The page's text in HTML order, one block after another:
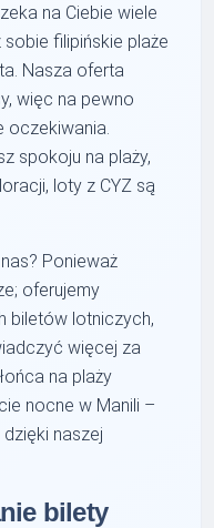
na Ciebie wiele
filipińskie plaże
Nasza oferta
więc na pewno
oczekiwania.
spokoju na plaży,
loty z CYZ są
Ponieważ
oferujemy
biletów lotniczych,
więcej za
na plaży
nocne w Manili –
naszej
bilety